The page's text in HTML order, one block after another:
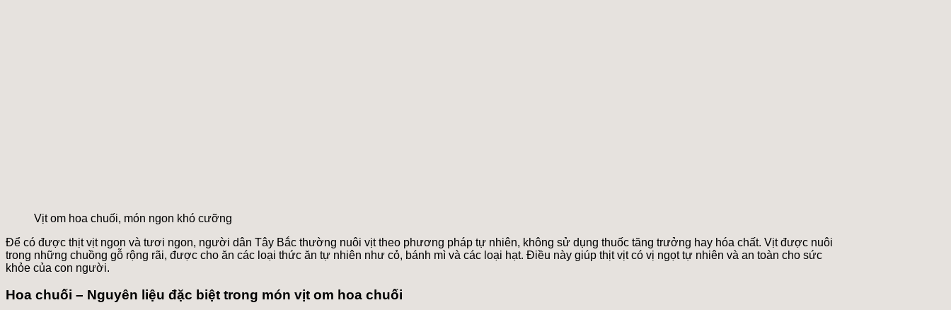
Vịt om hoa chuối, món ngon khó cưỡng
Để có được thịt vịt ngon và tươi ngon, người dân Tây Bắc thường nuôi vịt theo phương pháp tự nhiên, không sử dụng thuốc tăng trưởng hay hóa chất. Vịt được nuôi
trong những chuồng gỗ rộng rãi, được cho ăn các loại thức ăn tự nhiên như cỏ, bánh mì và các loại hạt. Điều này giúp thịt vịt có vị ngọt tự nhiên và an toàn cho sức
khỏe của con người.
Hoa chuối – Nguyên liệu đặc biệt trong món vịt om hoa chuối